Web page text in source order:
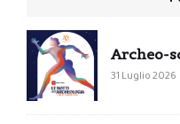
Archeo-
31 Luglio 2026